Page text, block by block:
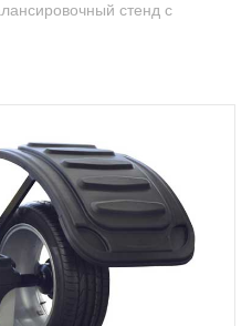
стенд с